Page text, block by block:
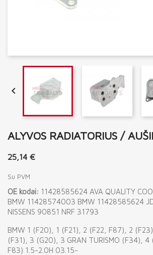

ALYVOS RADIATORIUS /
25,14 €
Su PVM
OE kodai: 11428585624 AVA QUALITY
BMW 11428574003 BMW 11428585624
NISSENS 90851 NRF 31793
BMW 1 (F20), 1 (F21), 2 (F22, F87), 2
(F31), 3 (G20), 3 GRAN TURISMO (F34), 4
F83) 1.5-2.0H 03.15-